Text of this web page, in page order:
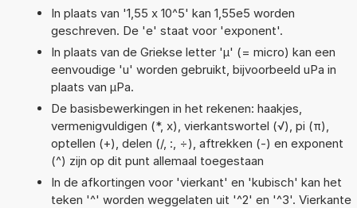
In plaats van '1,55 x 10^5' kan 1,55e5 worden
geschreven. De 'e' staat voor 'exponent'.
In plaats van de Griekse letter 'µ' (= micro) kan een
eenvoudige 'u' worden gebruikt, bijvoorbeeld uPa in
plaats van µPa.
De basisbewerkingen in het rekenen: haakjes,
vermenigvuldigen (*, x), vierkantswortel (√), pi (π),
optellen (+), delen (/, :, ÷), aftrekken (-) en exponent
(^) zijn op dit punt allemaal toegestaan
In de afkortingen voor 'vierkant' en 'kubisch' kan het
teken '^' worden weggelaten uit '^2' en '^3'. Vierkante